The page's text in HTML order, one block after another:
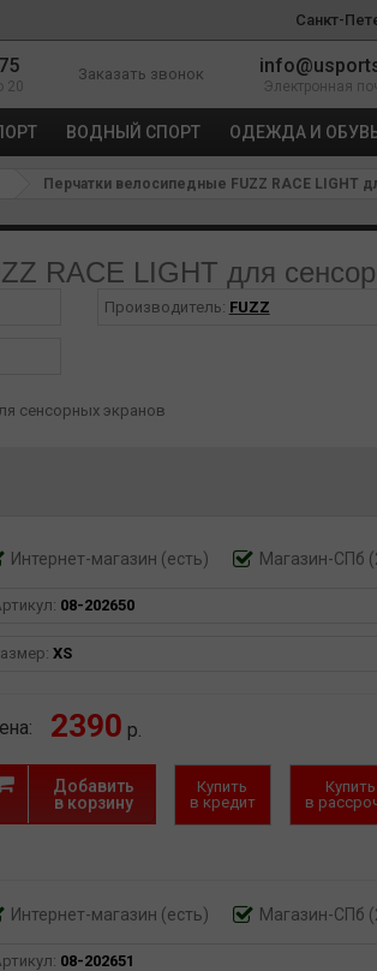
Санкт-
20
Заказать звонок
Электронная
ВОДНЫЙ СПОРТ ОДЕЖДА И
Перчатки велосипедные FUZZ RACE LIGHT
RACE LIGHT для
Производитель: FUZZ
сенсорных экранов
Интернет-магазин (есть) Магазин-СПб
08-202650
XS
2390 р.
Добавить
в корзину
Купить
в кредит
Купить
в
Интернет-магазин (есть) Магазин-СПб
08-202651